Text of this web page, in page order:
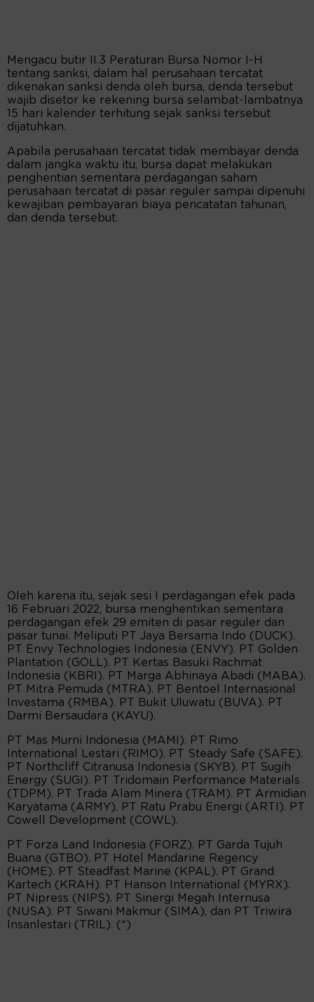
Mengacu butir II.3 Peraturan Bursa Nomor I-H
tentang sanksi, dalam hal perusahaan tercatat
dikenakan sanksi denda oleh bursa, denda tersebut
wajib disetor ke rekening bursa selambat-lambatnya
15 hari kalender terhitung sejak sanksi tersebut
dijatuhkan.
Apabila perusahaan tercatat tidak membayar denda
dalam jangka waktu itu, bursa dapat melakukan
penghentian sementara perdagangan saham
perusahaan tercatat di pasar reguler sampai dipenuhi
kewajiban pembayaran biaya pencatatan tahunan,
dan denda tersebut.
Oleh karena itu, sejak sesi I perdagangan efek pada
16 Februari 2022, bursa menghentikan sementara
perdagangan efek 29 emiten di pasar reguler dan
pasar tunai. Meliputi PT Jaya Bersama Indo (DUCK).
PT Envy Technologies Indonesia (ENVY). PT Golden
Plantation (GOLL). PT Kertas Basuki Rachmat
Indonesia (KBRI). PT Marga Abhinaya Abadi (MABA).
PT Mitra Pemuda (MTRA). PT Bentoel Internasional
Investama (RMBA). PT Bukit Uluwatu (BUVA). PT
Darmi Bersaudara (KAYU).
PT Mas Murni Indonesia (MAMI). PT Rimo
International Lestari (RIMO). PT Steady Safe (SAFE).
PT Northcliff Citranusa Indonesia (SKYB). PT Sugih
Energy (SUGI). PT Tridomain Performance Materials
(TDPM). PT Trada Alam Minera (TRAM). PT Armidian
Karyatama (ARMY). PT Ratu Prabu Energi (ARTI). PT
Cowell Development (COWL).
PT Forza Land Indonesia (FORZ). PT Garda Tujuh
Buana (GTBO). PT Hotel Mandarine Regency
(HOME). PT Steadfast Marine (KPAL). PT Grand
Kartech (KRAH). PT Hanson International (MYRX).
PT Nipress (NIPS). PT Sinergi Megah Internusa
(NUSA). PT Siwani Makmur (SIMA), dan PT Triwira
Insanlestari (TRIL). (*)